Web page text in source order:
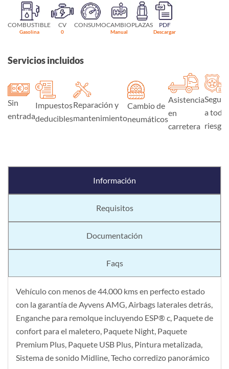
COMBUSTIBLE
Gasolina
CV
0
CONSUMOCAMBIO
Manual
PLAZAS PDF
Descargar
Servicios incluidos
Sin
entrada
Impuestos
deducibles
Reparación y
mantenimiento
Cambio de
neumáticos
Asistencia
en
carretera
Seguro
a todo
riesgo
Información
Requisitos
Documentación
Faqs
Vehículo con menos de 44.000 kms en perfecto estado
con la garantía de Ayvens AMG, Airbags laterales detrás,
Enganche para remolque incluyendo ESP® c, Paquete de
confort para el maletero, Paquete Night, Paquete
Premium Plus, Paquete USB Plus, Pintura metalizada,
Sistema de sonido Midline, Techo corredizo panorámico